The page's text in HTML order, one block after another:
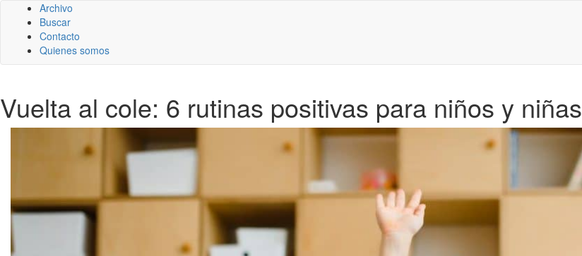
Archivo
Buscar
Contacto
Quienes somos
Vuelta al cole: 6 rutinas positivas para niños y niñas